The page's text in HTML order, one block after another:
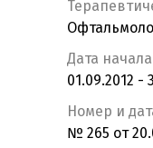
Дата
01.09.2012 -
Номер и
№ 265 от